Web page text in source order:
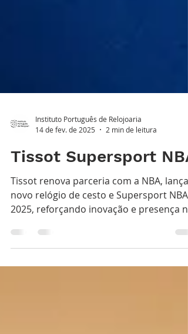
14 de fev. de 2025
2 min de leitura
Tissot Supersport NBA
Tissot renova parceria com a NBA, lança
2025, reforçando inovação e presença no
basquetebol.